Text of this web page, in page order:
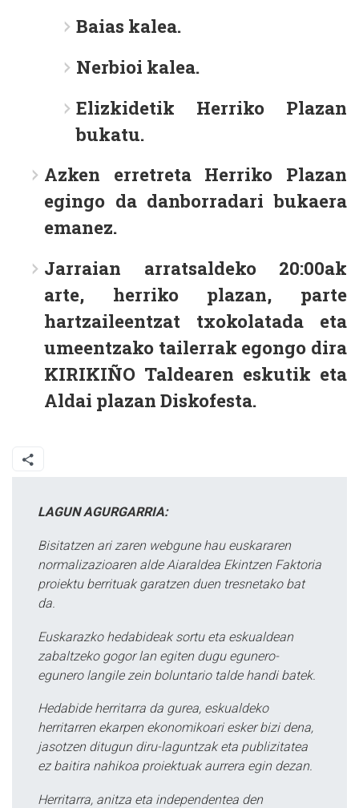
Baias kalea.
Nerbioi kalea.
Elizkidetik Herriko Plazan
bukatu.
Azken erretreta Herriko Plazan
egingo da danborradari bukaera
emanez.
Jarraian arratsaldeko 20:00ak
arte, herriko plazan, parte
hartzaileentzat txokolatada eta
umeentzako tailerrak egongo dira
KIRIKIÑO Taldearen eskutik eta
Aldai plazan Diskofesta.
LAGUN AGURGARRIA:
Bisitatzen ari zaren webgune hau euskararen
normalizazioaren alde Aiaraldea Ekintzen Faktoria
proiektu berrituak garatzen duen tresnetako bat
da.
Euskarazko hedabideak sortu eta eskualdean
zabaltzeko gogor lan egiten dugu egunero-
egunero langile zein boluntario talde handi batek.
Hedabide herritarra da gurea, eskualdeko
herritarren ekarpen ekonomikoari esker bizi dena,
jasotzen ditugun diru-laguntzak eta publizitatea
ez baitira nahikoa proiektuak aurrera egin dezan.
Herritarra, anitza eta independentea den